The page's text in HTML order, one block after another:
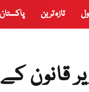
تازہ ترین پاکستان